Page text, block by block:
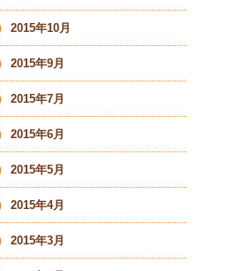
2015年10月
2015年9月
2015年7月
2015年6月
2015年5月
2015年4月
2015年3月